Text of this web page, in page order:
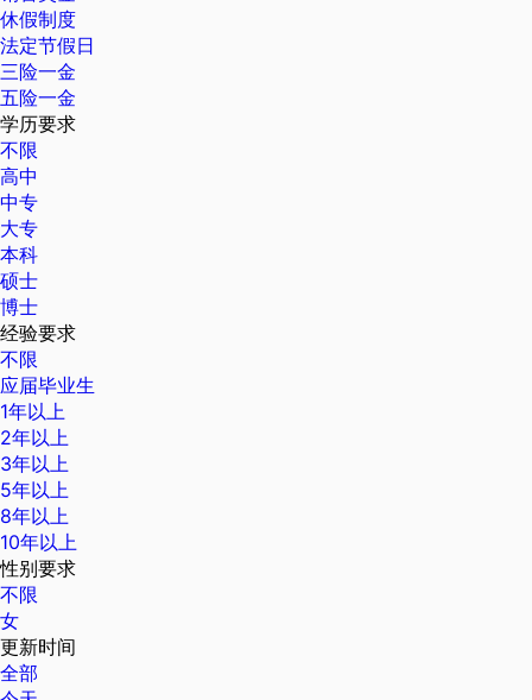
休假制度
法定节假日
三险一金
五险一金
学历要求
不限
高中
中专
大专
本科
硕士
博士
经验要求
不限
应届毕业生
1年以上
2年以上
3年以上
5年以上
8年以上
10年以上
性别要求
不限
女
更新时间
全部